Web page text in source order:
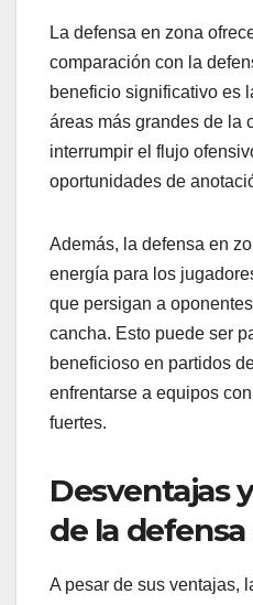
La defensa en zona
comparación con la
beneficio significativo es
áreas más grandes de la
interrumpir el flujo
oportunidades de
Además, la defensa en
energía para los
que persigan a
cancha. Esto puede ser
beneficioso en partidos
enfrentarse a equipos
fuertes.
Desventajas
de la
A pesar de sus ventajas,